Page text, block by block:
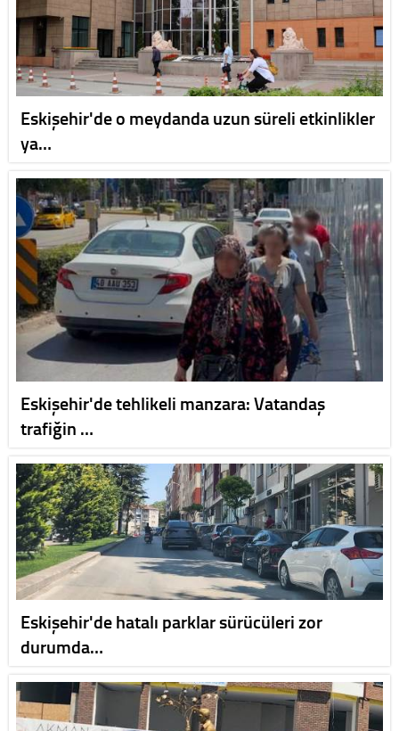
Eskişehir'de o meydanda uzun süreli etkinlikler
ya…
Eskişehir'de tehlikeli manzara: Vatandaş
trafiğin …
Eskişehir'de hatalı parklar sürücüleri zor
durumda…